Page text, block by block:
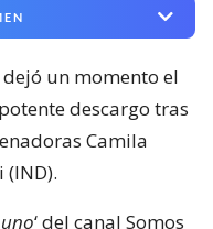
un momento el
descargo tras
Camila
(IND).
‘ del canal Somos